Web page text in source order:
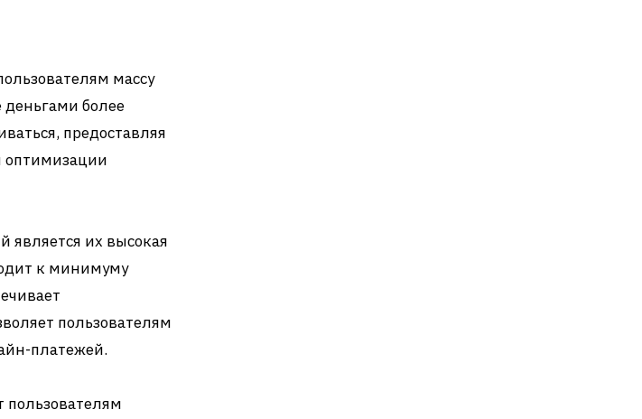
массу
более
предоставляя
оптимизации
их высокая
к минимуму
пользователям
платежей.
пользователям